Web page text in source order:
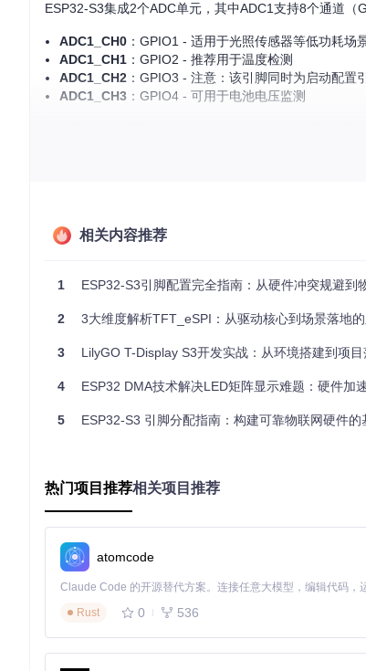
ESP32-S3集成2个ADC单元，其中ADC1支持8个通道
ADC1_CH0 ：GPIO1 - 适用于光照传感器等低功耗场
ADC1_CH1 ：GPIO2 - 推荐用于温度检测
ADC1_CH2 ：GPIO3 - 注意：该引脚同时为启动配置
ADC1_CH3 ：GPIO4 - 可用于电池电压监测
⚠️ 警告：当启用Wi-Fi功能时，ADC Unit 2将无法使用
USB接口：GPIO19（USB_D-）、GPIO20（
JTAG接口：GPIO39（TCK）、GPIO40（TMS）、
二、实践避坑指南：常见问题与解决方案
2.1 启动配置引脚（Strapping Pins）冲突
GPIO0：启动时低电平进入下载模式，需保持悬空或上
GPIO3：控制JTAG引脚默认行为，建议不作为普通I/O
GPIO45：VDD_SPI电源引脚，必须保持断开
GPIO46：ROM消息打印输出，可能干扰固件下载
2.2 电源启动异常处理
问题现象 ：外设在系统上电瞬间出现误动作
解决方案：
对GPIO18-20添加100nF去耦电容
相关内容推荐
1 ESP32-S3引脚配置完全指南：从硬件冲突规避到
2 3大维度解析TFT_eSPI：从驱动核心到场景落地
3 LilyGO T-Display S3开发实战：从环境搭建到项目
4 ESP32 DMA技术解决LED矩阵显示难题：硬件加速方案实现
5 ESP32-S3 引脚分配指南：构建可靠物联网硬件的
热门项目推荐相关项目推荐
atomcode
Rust
0 536